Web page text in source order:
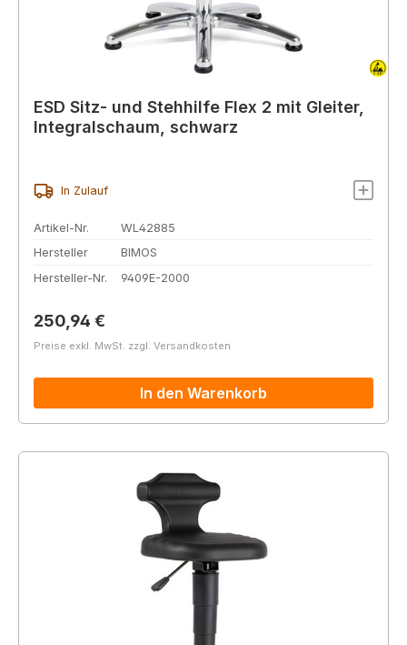
ESD Sitz- und Stehhilfe Flex 2 mit Gleiter,
Integralschaum, schwarz
In Zulauf
Artikel-Nr.
WL42885
Hersteller
BIMOS
Hersteller-Nr.
9409E-2000
Regulärer Preis:
250,94 €
Preise exkl. MwSt. zzgl. Versandkosten
In den Warenkorb